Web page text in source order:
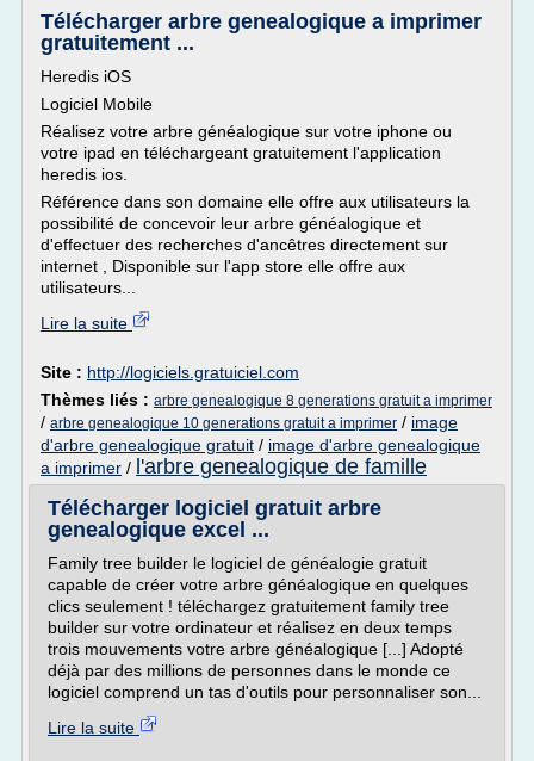
Télécharger arbre genealogique a imprimer
gratuitement ...
Heredis iOS
Logiciel Mobile
Réalisez votre arbre généalogique sur votre iphone ou
votre ipad en téléchargeant gratuitement l'application
heredis ios.
Référence dans son domaine elle offre aux utilisateurs la
possibilité de concevoir leur arbre généalogique et
d'effectuer des recherches d'ancêtres directement sur
internet , Disponible sur l'app store elle offre aux
utilisateurs...
Lire la suite
Site : http://logiciels.gratuiciel.com
Thèmes liés : arbre genealogique 8 generations gratuit a imprimer
/ arbre genealogique 10 generations gratuit a imprimer / image
d'arbre genealogique gratuit / image d'arbre genealogique
a imprimer / l'arbre genealogique de famille
Télécharger logiciel gratuit arbre
genealogique excel ...
Family tree builder le logiciel de généalogie gratuit
capable de créer votre arbre généalogique en quelques
clics seulement ! téléchargez gratuitement family tree
builder sur votre ordinateur et réalisez en deux temps
trois mouvements votre arbre généalogique [...] Adopté
déjà par des millions de personnes dans le monde ce
logiciel comprend un tas d'outils pour personnaliser son...
Lire la suite